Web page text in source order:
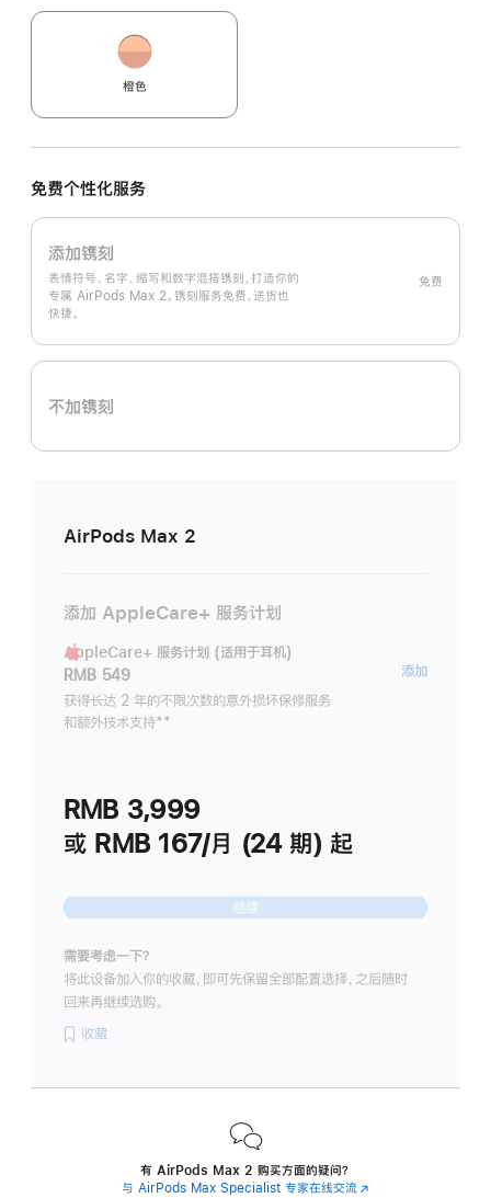
橙色
免费个性化服务
添加镌刻
表情符号、名字、缩写和数字混搭镌刻，打造你的
专属 AirPods Max 2。镌刻服务免费，送货也
快捷。
免费
不加镌刻
AirPods Max 2
添加 AppleCare+ 服务计划
AppleCare+ 服务计划 (适用于耳机)
RMB 549
获得长达 2 年的不限次数的意外损坏保修服务
和额外技术支持脚
**
添加
RMB 3,999
或 RMB 167/月 (24 期) 起
继续
需要考虑一下？
将此设备加入你的收藏，即可先保留全部配置选择，之后随时
回来再继续选购。
收藏
有 AirPods Max 2 购买方面的疑问？
与 AirPods Max Specialist 专家在线交流(在